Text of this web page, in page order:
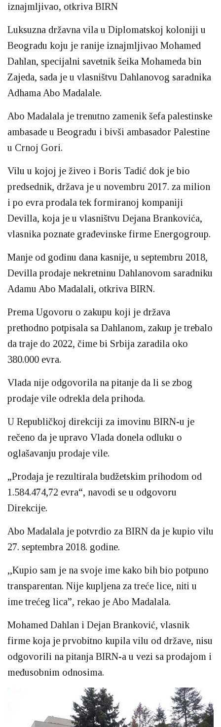
iznajmljivao, otkriva BIRN
Luksuzna državna vila u Diplomatskoj koloniji u
Beogradu koju je ranije iznajmljivao Mohamed
Dahlan, specijalni savetnik šeika Mohameda bin
Zajeda, sada je u vlasništvu Dahlanovog saradnika
Adhama Abo Madalale.
Abo Madalala je trenutno zamenik šefa palestinske
ambasade u Beogradu i bivši ambasador Palestine
u Crnoj Gori.
Vilu u kojoj je živeo i Boris Tadić dok je bio
predsednik, država je u novembru 2017. za milion
i po evra prodala tek formiranoj kompaniji
Devilla, koja je u vlasništvu Dejana Brankovića,
vlasnika poznate građevinske firme Energogroup.
Manje od godinu dana kasnije, u septembru 2018,
Devilla prodaje nekretninu Dahlanovom saradniku
Adamu Abo Madalali, otkriva BIRN.
Prema Ugovoru o zakupu koji je država
prethodno potpisala sa Dahlanom, zakup je trebalo
da traje do 2022, čime bi Srbija zaradila oko
380.000 evra.
Vlada nije odgovorila na pitanje da li se zbog
prodaje vile odrekla dela prihoda.
U Republičkoj direkciji za imovinu BIRN-u je
rečeno da je upravo Vlada donela odluku o
oglašavanju prodaje vile.
„Prodaja je rezultirala budžetskim prihodom od
1.584.474,72 evra“, navodi se u odgovoru
Direkcije.
Abo Madalala je potvrdio za BIRN da je kupio vilu
27. septembra 2018. godine.
,,Kupio sam je na svoje ime kako bih bio potpuno
transparentan. Nije kupljena za treće lice, niti u
ime trećeg lica”, rekao je Abo Madalala.
Mohamed Dahlan i Dejan Branković, vlasnik
firme koja je prvobitno kupila vilu od države, nisu
odgovorili na pitanja BIRN-a u vezi sa prodajom i
međusobnim odnosima.